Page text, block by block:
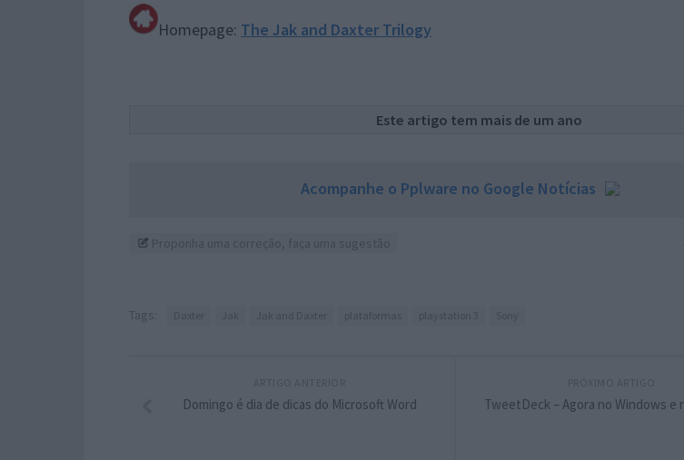
Homepage: The Jak and Daxter Trilogy
Este artigo tem mais de um ano
Acompanhe o Pplware no Google Notícias
Tags:
TweetDeck – Agora no Windows e
Domingo é dia de dicas do Microsoft Word